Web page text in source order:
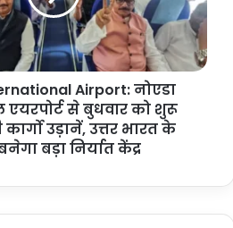
Airport: नोएडा
से बुधवार को शुरू
कार्गो उड़ानें, उत्तर भारत के
बड़ा निर्यात केंद्र